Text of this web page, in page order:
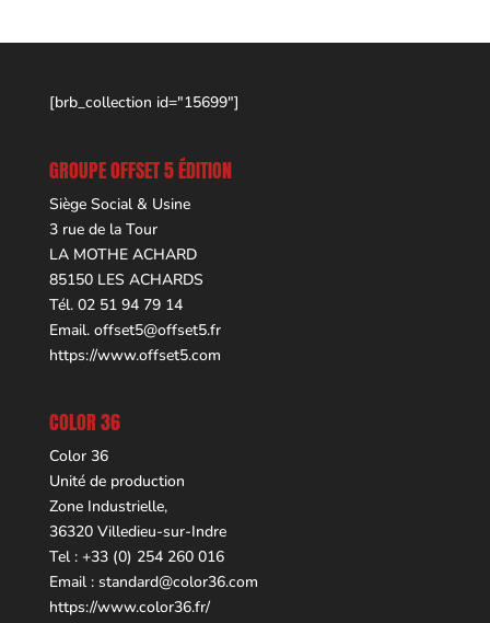
[brb_collection id="15699"]
GROUPE OFFSET 5 ÉDITION
Siège Social & Usine
3 rue de la Tour
LA MOTHE ACHARD
85150 LES ACHARDS
Tél. 02 51 94 79 14
Email. offset5@offset5.fr
https://www.offset5.com
COLOR 36
Color 36
Unité de production
Zone Industrielle,
36320 Villedieu-sur-Indre
Tel : +33 (0) 254 260 016
Email : standard@color36.com
https://www.color36.fr/